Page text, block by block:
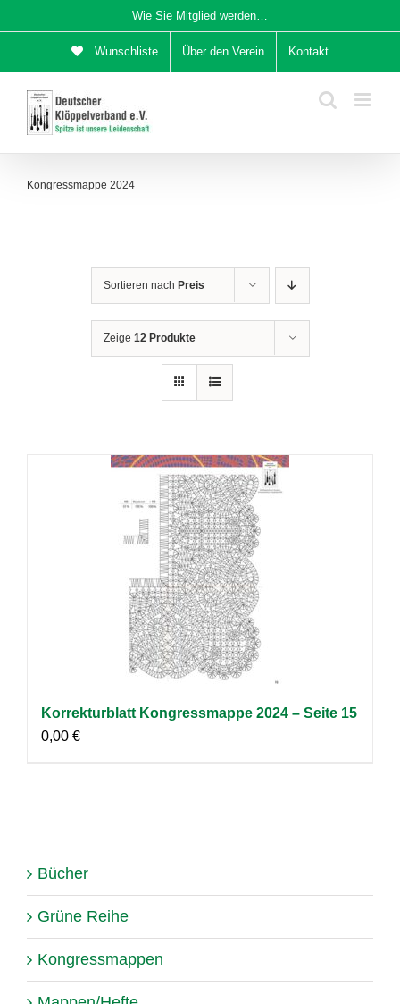
Inhalt
Wie Sie Mitglied werden…
Wunschliste Über den Verein Kontakt
Kongressmappe 2024
Sortieren nach Preis
Zeige 12 Produkte
Korrekturblatt Kongressmappe 2024 – Seite 15
0,00 €
Bücher
Grüne Reihe
Kongressmappen